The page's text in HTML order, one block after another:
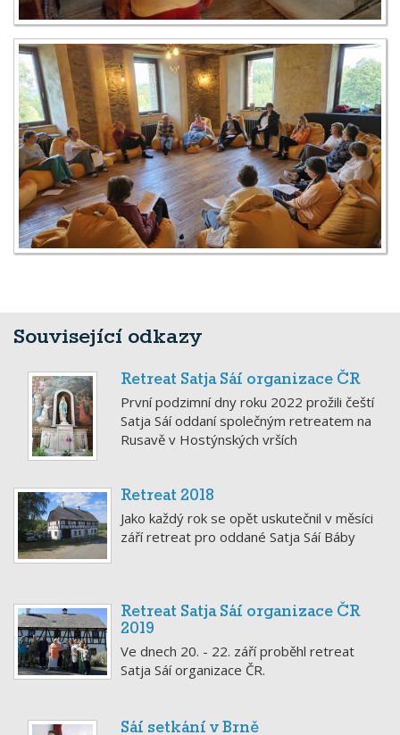
Související odkazy
Retreat Satja Sáí organizace ČR
První podzimní dny roku 2022 prožili čeští
Satja Sáí oddaní společným retreatem na
Rusavě v Hostýnských vrších
Retreat 2018
Jako každý rok se opět uskutečnil v měsíci
září retreat pro oddané Satja Sáí Báby
Retreat Satja Sáí organizace ČR
2019
Ve dnech 20. - 22. září proběhl retreat
Satja Sáí organizace ČR.
Sáí setkání v Brně